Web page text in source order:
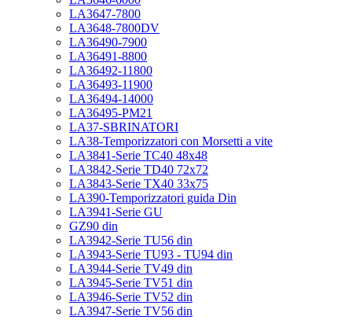
LA3647-7800
LA3648-7800DV
LA36490-7900
LA36491-8800
LA36492-11800
LA36493-11900
LA36494-14000
LA36495-PM21
LA37-SBRINATORI
LA38-Temporizzatori con Morsetti a vite
LA3841-Serie TC40 48x48
LA3842-Serie TD40 72x72
LA3843-Serie TX40 33x75
LA390-Temporizzatori guida Din
LA3941-Serie GU
GZ90 din
LA3942-Serie TU56 din
LA3943-Serie TU93 - TU94 din
LA3944-Serie TV49 din
LA3945-Serie TV51 din
LA3946-Serie TV52 din
LA3947-Serie TV56 din